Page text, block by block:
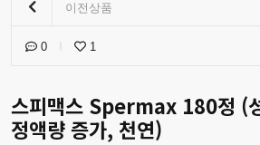
이전상품
0 1
스피맥스 Spermax 180정 (
정액량 증가, 천연)